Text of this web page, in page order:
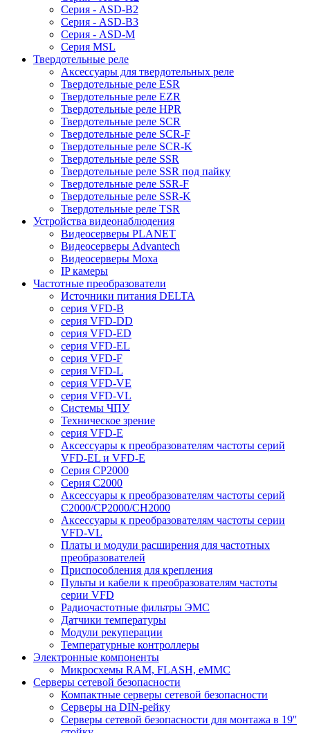
Серия - ASD-B2
Серия - ASD-B3
Серия - ASD-M
Серия MSL
Твердотельные реле
Аксессуары для твердотельных реле
Твердотельные реле ESR
Твердотельные реле EZR
Твердотельные реле HPR
Твердотельные реле SCR
Твердотельные реле SCR-F
Твердотельные реле SCR-K
Твердотельные реле SSR
Твердотельные реле SSR под пайку
Твердотельные реле SSR-F
Твердотельные реле SSR-K
Твердотельные реле TSR
Устройства видеонаблюдения
Видеосерверы PLANET
Видеосерверы Advantech
Видеосерверы Moxa
IP камеры
Частотные преобразователи
Источники питания DELTA
серия VFD-B
серия VFD-DD
серия VFD-ED
серия VFD-EL
серия VFD-F
серия VFD-L
серия VFD-VE
серия VFD-VL
Системы ЧПУ
Техническое зрение
серия VFD-E
Аксессуары к преобразователям частоты серий
VFD-EL и VFD-E
Серия CP2000
Серия C2000
Аксессуары к преобразователям частоты серий
С2000/CP2000/CH2000
Аксессуары к преобразователям частоты серии
VFD-VL
Платы и модули расширения для частотных
преобразователей
Приспособления для крепления
Пульты и кабели к преобразователям частоты
серии VFD
Радиочастотные фильтры ЭМС
Датчики температуры
Модули рекуперации
Температурные контроллеры
Электронные компоненты
Микросхемы RAM, FLASH, eMMC
Серверы сетевой безопасности
Компактные серверы сетевой безопасности
Серверы на DIN-рейку
Серверы сетевой безопасности для монтажа в 19''